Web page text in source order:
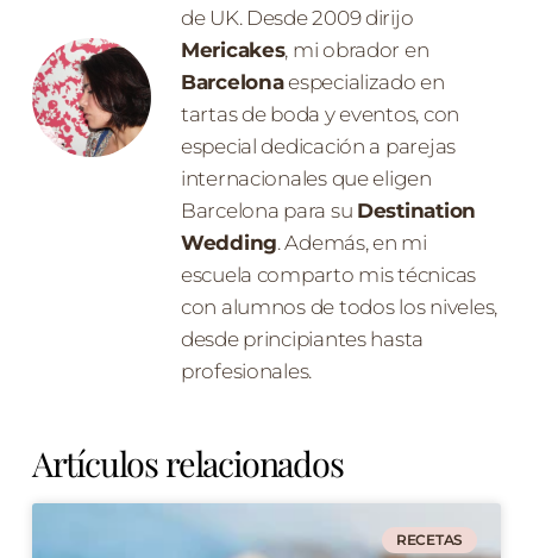
de UK. Desde 2009 dirijo
Mericakes, mi obrador en
Barcelonaespecializado en
tartas de boda y eventos, con
especial dedicación a parejas
internacionales que eligen
Barcelona para su Destination
Wedding. Además, en mi
escuela comparto mis técnicas
con alumnos de todos los niveles,
desde principiantes hasta
profesionales.
Artículos relacionados
RECETAS